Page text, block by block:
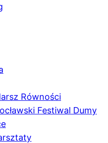
Równości
Festiwal Dumy